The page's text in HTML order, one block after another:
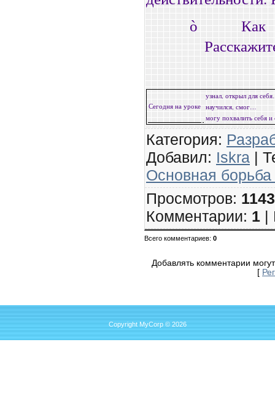
ò
Как
Сегодня на уроке
узнал, открыл для
научился, смог…
могу похвалить себя
Категория:
Добавил: Iskra |
Основная
Просмотров:
Комментарии: 1 |
Всего комментариев: 0
Добавлять комментарии
[
Copyright MyCorp © 2026